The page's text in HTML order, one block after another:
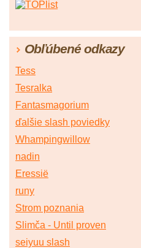
Obľúbené odkazy
Tess
Tesralka
Fantasmagorium
ďalšie slash poviedky
Whampingwillow
nadin
Eressië
runy
Strom poznania
Slimča - Until proven
seiyuu slash